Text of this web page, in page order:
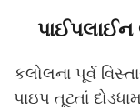
પાઈપલાઈન
કલોલના પૂર્વ
પાઇપ તૂટતાં